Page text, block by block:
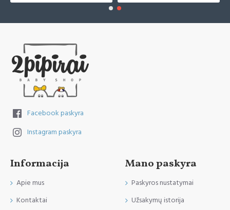
Facebook paskyra
Instagram paskyra
Informacija
Apie mus
Kontaktai
Mano paskyra
Paskyros nustatymai
Užsakymų istorija